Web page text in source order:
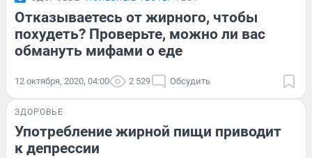
Отказываетесь от жирного, чтобы
похудеть? Проверьте, можно ли вас
обмануть мифами о еде
12 октября, 2020, 04:00 2 529 Обсудить
ЗДОРОВЬЕ
Употребление жирной пищи приводит
к депрессии